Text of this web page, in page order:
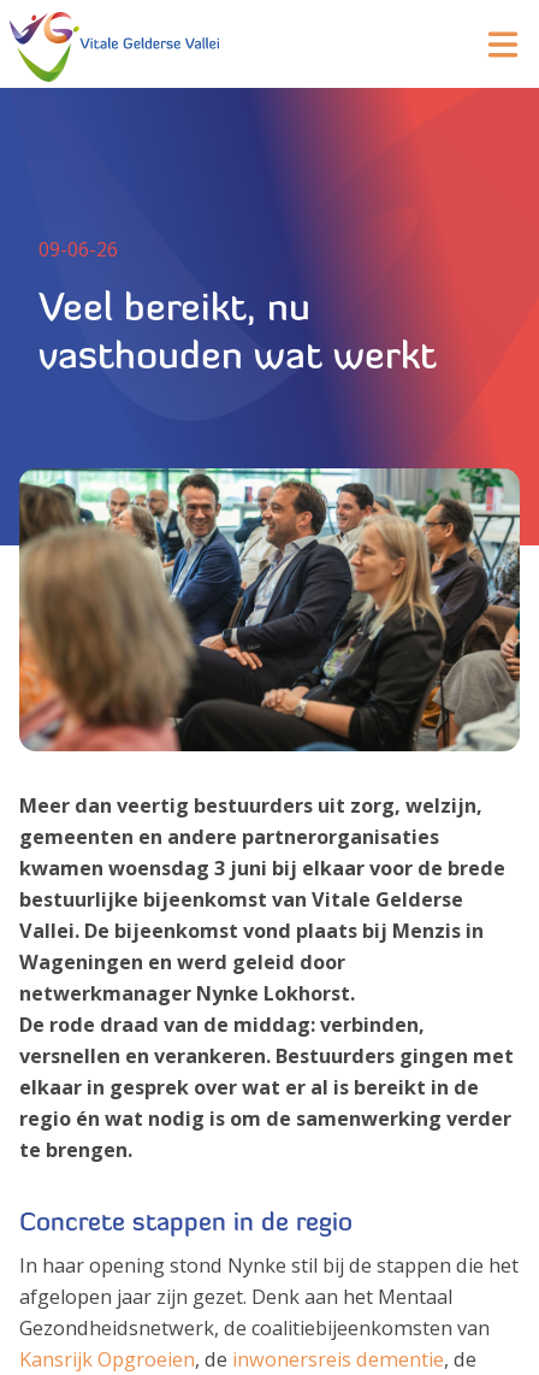
09-06-26
Veel bereikt, nu
vasthouden wat werkt
Meer dan veertig bestuurders uit zorg, welzijn,
gemeenten en andere partnerorganisaties
kwamen woensdag 3 juni bij elkaar voor de brede
bestuurlijke bijeenkomst van Vitale Gelderse
Vallei. De bijeenkomst vond plaats bij Menzis in
Wageningen en werd geleid door
netwerkmanager Nynke Lokhorst.
De rode draad van de middag: verbinden,
versnellen en verankeren. Bestuurders gingen met
elkaar in gesprek over wat er al is bereikt in de
regio én wat nodig is om de samenwerking verder
te brengen.
Concrete stappen in de regio
In haar opening stond Nynke stil bij de stappen die het
afgelopen jaar zijn gezet. Denk aan het Mentaal
Gezondheidsnetwerk, de coalitiebijeenkomsten van
Kansrijk Opgroeien, de inwonersreis dementie, de